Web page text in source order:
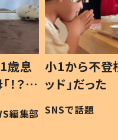
歳息
？」
編集部
小1から不登
ッド」だっ
作り続ける
#令和の子
SNSで話題